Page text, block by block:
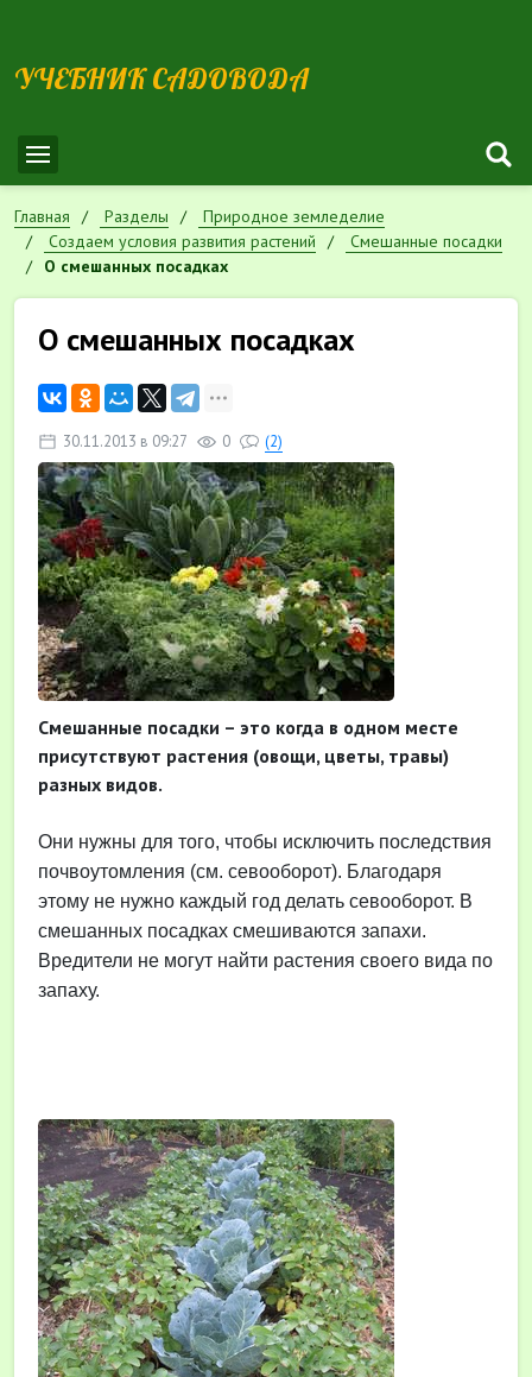
УЧЕБНИК САДОВОДА
Главная Разделы
Природное земледелие
Cоздаем условия развития растений
Смешанные посадки
О смешанных посадках
О смешанных посадках
30.11.2013 в 09:27 0 (2)
Смешанные посадки – это когда в одном месте
присутствуют растения (овощи, цветы, травы)
разных видов.
Они нужны для того, чтобы исключить последствия
почвоутомления (см. севооборот). Благодаря
этому не нужно каждый год делать севооборот. В
смешанных посадках смешиваются запахи.
Вредители не могут найти растения своего вида по
запаху.